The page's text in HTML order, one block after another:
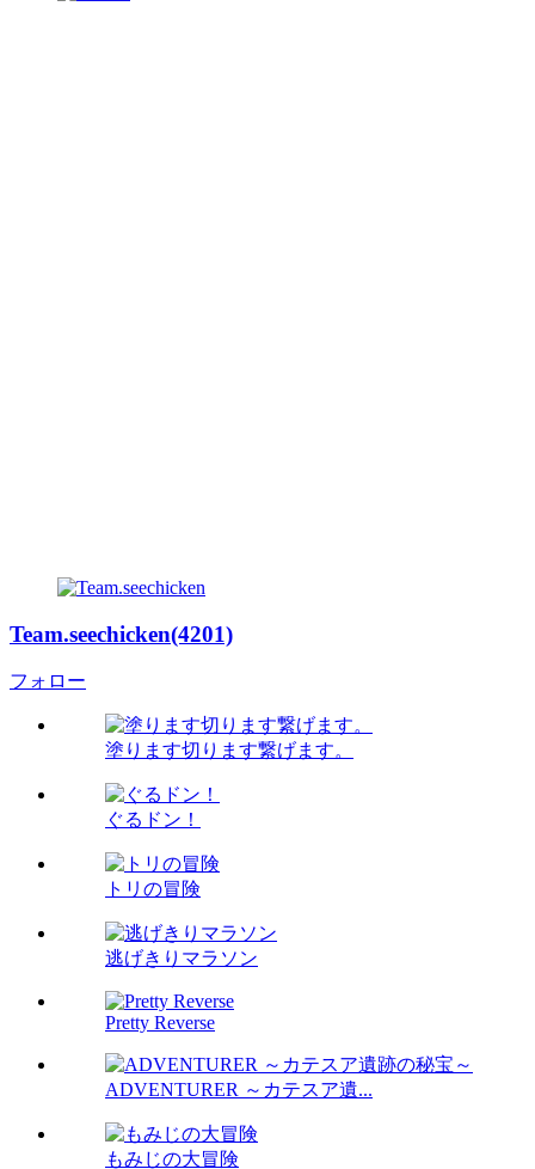
Team.seechicken(4201)
フォロー
塗ります切ります繋げます。
ぐるドン！
トリの冒険
逃げきりマラソン
Pretty Reverse
ADVENTURER ～カテスア遺...
もみじの大冒険